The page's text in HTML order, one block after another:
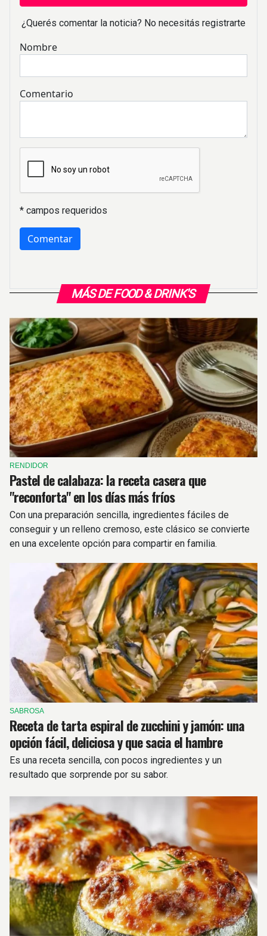
MÁS DE FOOD & DRINK'S
RENDIDOR
Pastel de calabaza: la receta casera que
"reconforta" en los días más fríos
Con una preparación sencilla, ingredientes fáciles de
conseguir y un relleno cremoso, este clásico se convierte
en una excelente opción para compartir en familia.
SABROSA
Receta de tarta espiral de zucchini y jamón: una
opción fácil, deliciosa y que sacia el hambre
Es una receta sencilla, con pocos ingredientes y un
resultado que sorprende por su sabor.
¿Querés comentar la noticia? No necesitás registrarte
Nombre
Comentario
* campos requeridos